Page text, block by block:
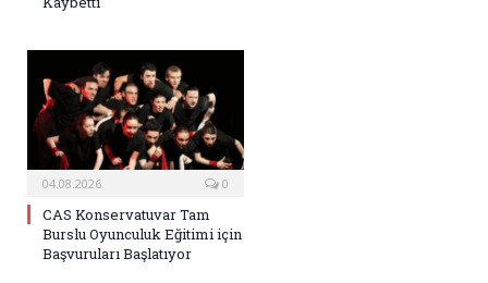
04.08.2026 0
CAS Konservatuvar Tam
Burslu Oyunculuk Eğitimi için
Başvuruları Başlatıyor